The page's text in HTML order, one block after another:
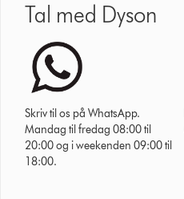
Tal med Dyson
Skriv til os på WhatsApp.
Mandag til fredag 08:00 til
20:00 og i weekenden 09:00 til
18:00.